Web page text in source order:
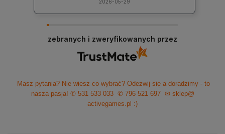
2026-05-29
zebranych i zweryfikowanych przez
Masz pytania? Nie wiesz co wybrać? Odezwij się a doradzimy - to
nasza pasja! ✆ 531 533 033 ✆ 796 521 697
✉ sklep@
activegames.pl :)